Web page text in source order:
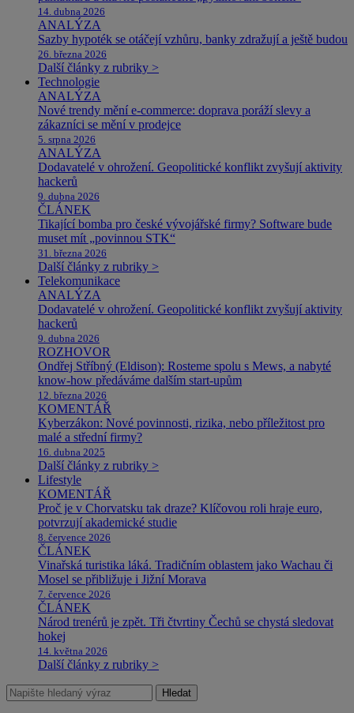
14. dubna 2026
ANALÝZA
Sazby hypoték se otáčejí vzhůru, banky zdražují a ještě budou
26. března 2026
Další články z rubriky >
Technologie
ANALÝZA
Nové trendy mění e-commerce: doprava poráží slevy a
zákazníci se mění v prodejce
5. srpna 2026
ANALÝZA
Dodavatelé v ohrožení. Geopolitické konflikt zvyšují aktivity
hackerů
9. dubna 2026
ČLÁNEK
Tikající bomba pro české vývojářské firmy? Software bude
muset mít „povinnou STK“
31. března 2026
Další články z rubriky >
Telekomunikace
ANALÝZA
Dodavatelé v ohrožení. Geopolitické konflikt zvyšují aktivity
hackerů
9. dubna 2026
ROZHOVOR
Ondřej Stříbný (Eldison): Rosteme spolu s Mews, a nabyté
know-how předáváme dalším start-upům
12. března 2026
KOMENTÁŘ
Kyberzákon: Nové povinnosti, rizika, nebo příležitost pro
malé a střední firmy?
16. dubna 2025
Další články z rubriky >
Lifestyle
KOMENTÁŘ
Proč je v Chorvatsku tak draze? Klíčovou roli hraje euro,
potvrzují akademické studie
8. července 2026
ČLÁNEK
Vinařská turistika láká. Tradičním oblastem jako Wachau či
Mosel se přibližuje i Jižní Morava
7. července 2026
ČLÁNEK
Národ trenérů je zpět. Tři čtvrtiny Čechů se chystá sledovat
hokej
14. května 2026
Další články z rubriky >
Hledat